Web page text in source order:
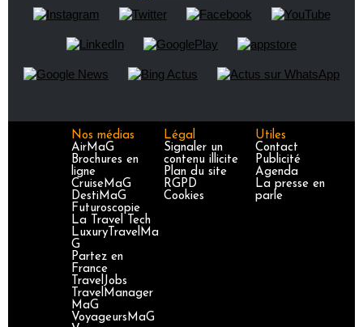
Nos médias
AirMaG
Brochures en
ligne
CruiseMaG
DestiMaG
Futuroscopie
La Travel Tech
LuxuryTravelMa
G
Partez en
France
TravelJobs
TravelManager
MaG
VoyageursMaG
Légal
Signaler un
contenu illicite
Plan du site
RGPD
Cookies
Utiles
Contact
Publicité
Agenda
La presse en
parle